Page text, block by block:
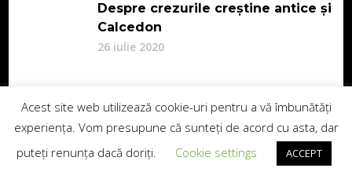
Despre crezurile creștine antice și
Calcedon
26 iulie 2020
Apariții Media
Acest site web utilizează cookie-uri pentru a vă îmbunătăți
experiența. Vom presupune că sunteți de acord cu asta, dar
puteți renunța dacă doriți.
Cookie settings ACCEPT